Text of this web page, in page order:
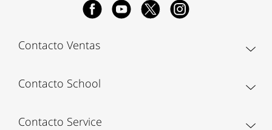
Contacto Ventas
Contacto School
Contacto Service